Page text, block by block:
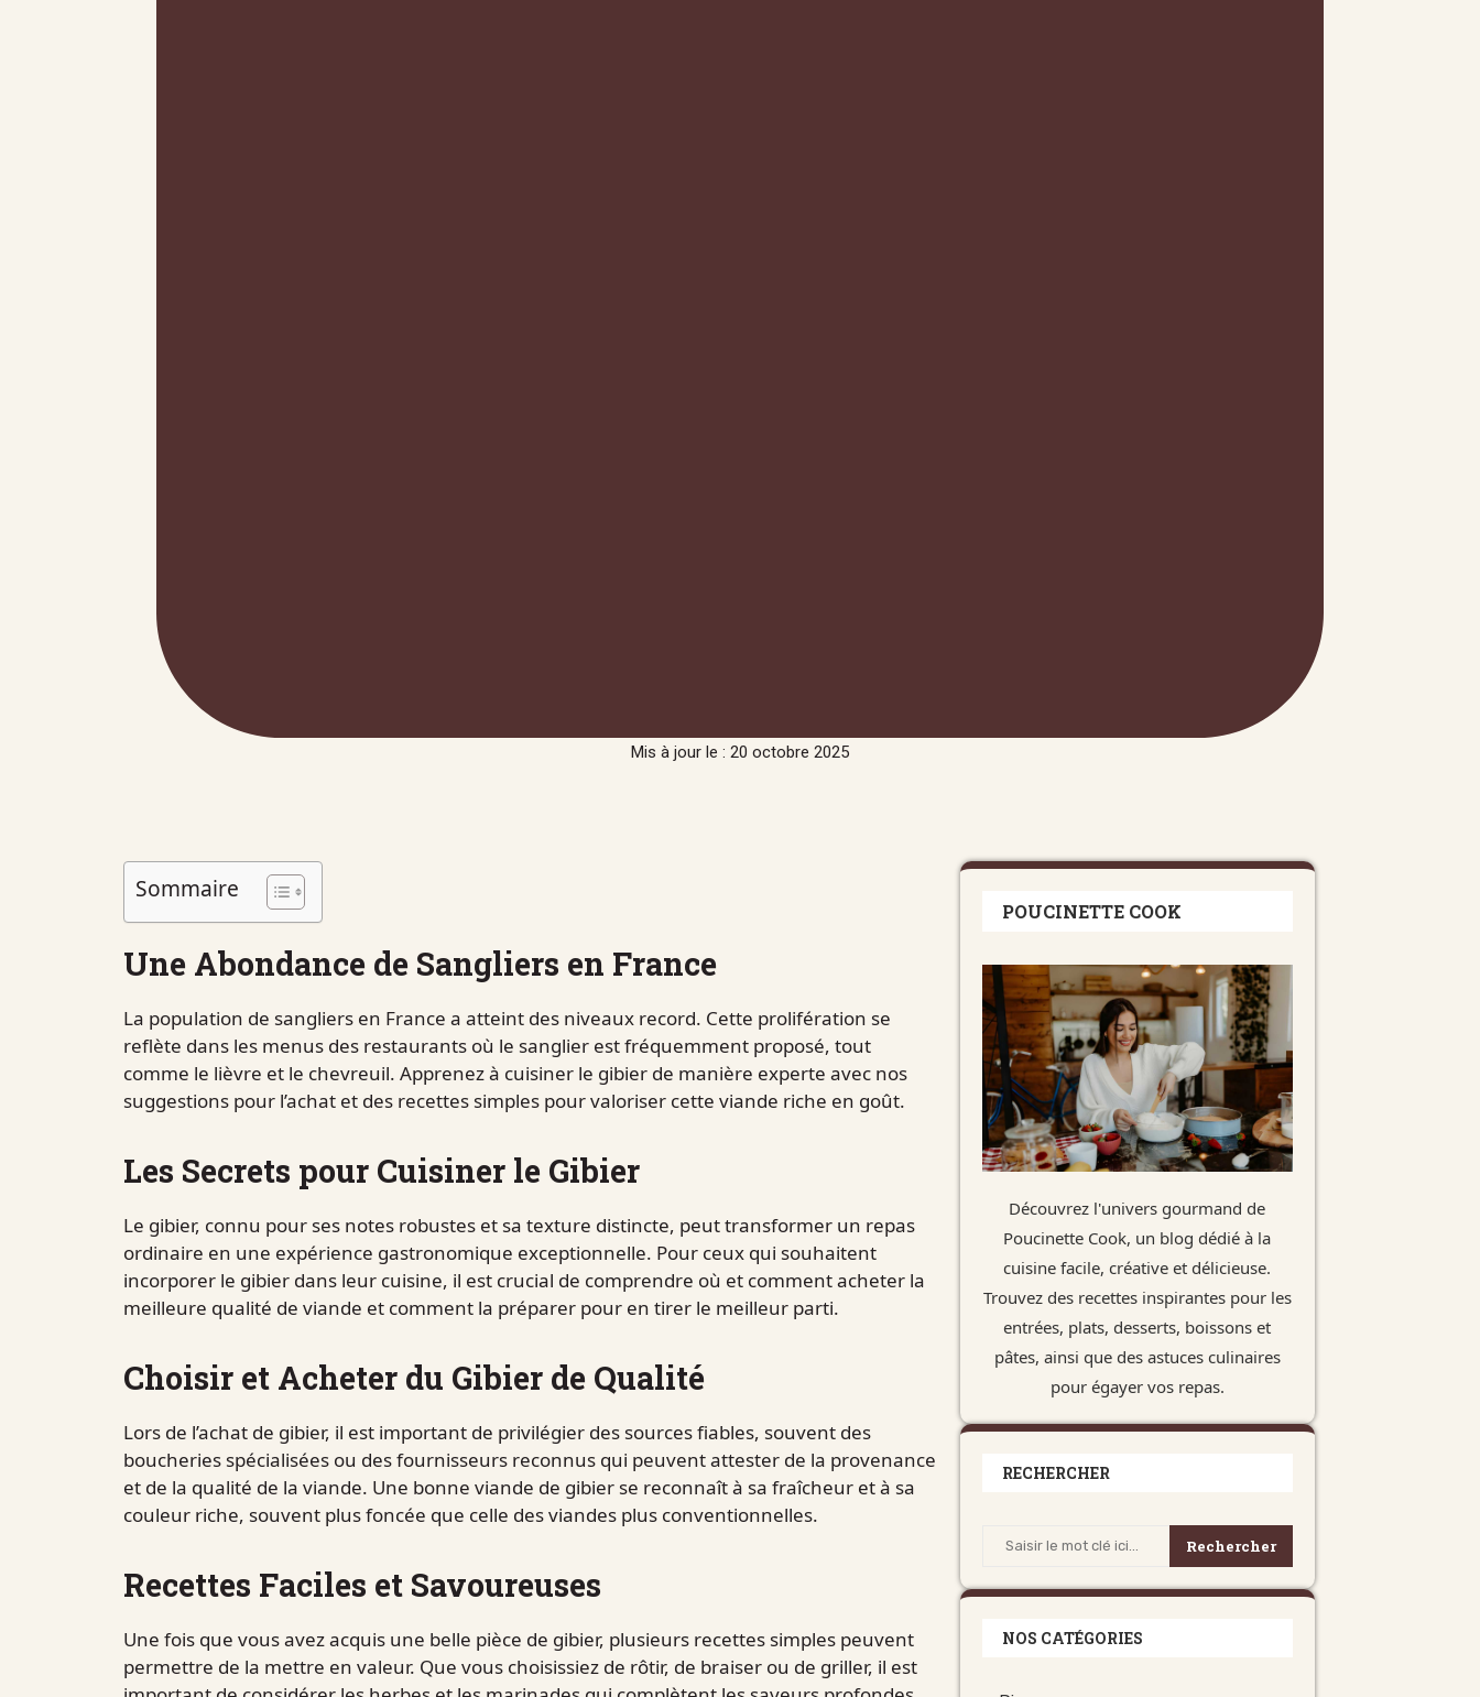
Mis à jour le : 20 octobre 2025
Sommaire
Une Abondance de Sangliers en France
La population de sangliers en France a atteint des niveaux record. Cette prolifération se
reflète dans les menus des restaurants où le sanglier est fréquemment proposé, tout
comme le lièvre et le chevreuil. Apprenez à cuisiner le gibier de manière experte avec nos
suggestions pour l’achat et des recettes simples pour valoriser cette viande riche en goût.
Les Secrets pour Cuisiner le Gibier
Le gibier, connu pour ses notes robustes et sa texture distincte, peut transformer un repas
ordinaire en une expérience gastronomique exceptionnelle. Pour ceux qui souhaitent
incorporer le gibier dans leur cuisine, il est crucial de comprendre où et comment acheter la
meilleure qualité de viande et comment la préparer pour en tirer le meilleur parti.
Choisir et Acheter du Gibier de Qualité
Lors de l’achat de gibier, il est important de privilégier des sources fiables, souvent des
boucheries spécialisées ou des fournisseurs reconnus qui peuvent attester de la provenance
et de la qualité de la viande. Une bonne viande de gibier se reconnaît à sa fraîcheur et à sa
couleur riche, souvent plus foncée que celle des viandes plus conventionnelles.
Recettes Faciles et Savoureuses
Une fois que vous avez acquis une belle pièce de gibier, plusieurs recettes simples peuvent
permettre de la mettre en valeur. Que vous choisissiez de rôtir, de braiser ou de griller, il est
POUCINETTE COOK
Découvrez l'univers gourmand de
Poucinette Cook, un blog dédié à la
cuisine facile, créative et délicieuse.
Trouvez des recettes inspirantes pour les
entrées, plats, desserts, boissons et
pâtes, ainsi que des astuces culinaires
pour égayer vos repas.
RECHERCHER
Rechercher
NOS CATÉGORIES